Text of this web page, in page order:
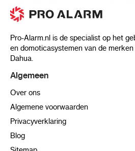
Pro-Alarm.nl is de specialist op het
en domoticasystemen van de
Dahua.
Algemeen
Over ons
Algemene voorwaarden
Privacyverklaring
Blog